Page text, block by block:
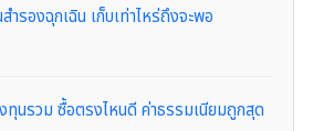
สำรองฉุกเฉิน เก็บเท่าไหร่ถึงจะพอ
ทุนรวม ซื้อตรงไหนดี ค่าธรรมเนียมถูกสุด